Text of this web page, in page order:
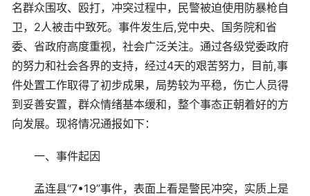
名群众围攻、殴打，冲突过程中，民警被迫使用防暴枪自
卫，2人被击中致死。事件发生后,党中央、国务院和省
委、省政府高度重视，社会广泛关注。通过各级党委政府
的努力和社会各界的支持，经过4天的艰苦努力，目前,事
件处置工作取得了初步成果，局势较为平稳，伤亡人员得
到妥善安置，群众情绪基本缓和，整个事态正朝着好的方
向发展。现将情况通报如下：
一、事件起因
孟连县“7•19”事件，表面上看是警民冲突，实质上是